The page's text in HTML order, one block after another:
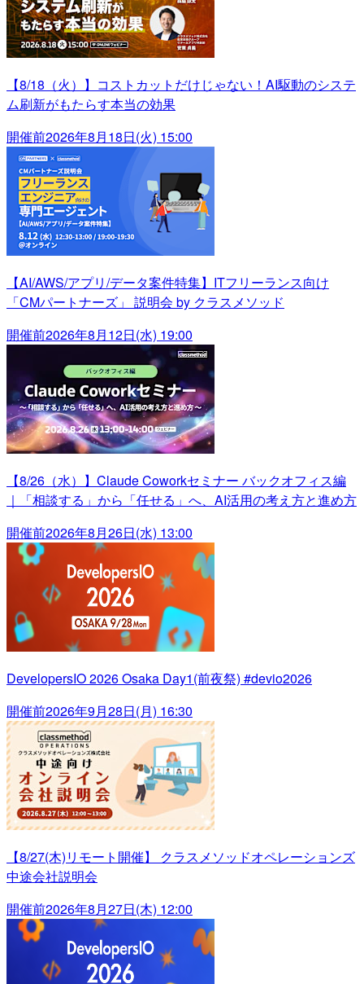
【8/18（火）】コストカットだけじゃない！AI駆動のシステ
ム刷新がもたらす本当の効果
開催前2026年8月18日(火) 15:00
【AI/AWS/アプリ/データ案件特集】ITフリーランス向け
「CMパートナーズ」 説明会 by クラスメソッド
開催前2026年8月12日(水) 19:00
【8/26（水）】Claude Coworkセミナー バックオフィス編
｜「相談する」から「任せる」へ、AI活用の考え方と進め方
開催前2026年8月26日(水) 13:00
DevelopersIO 2026 Osaka Day1(前夜祭) #devio2026
開催前2026年9月28日(月) 16:30
【8/27(木)リモート開催】 クラスメソッドオペレーションズ
中途会社説明会
開催前2026年8月27日(木) 12:00